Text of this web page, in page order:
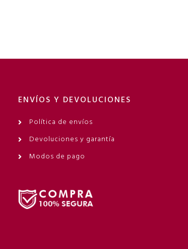
ENVÍOS Y DEVOLUCIONES
Política de envíos
Devoluciones y garantía
Modos de pago